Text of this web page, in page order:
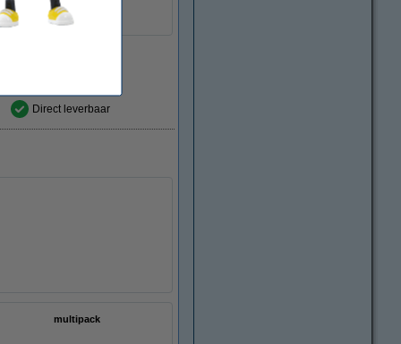
multipack
6ZC71AE
Direct leverbaar
multipack